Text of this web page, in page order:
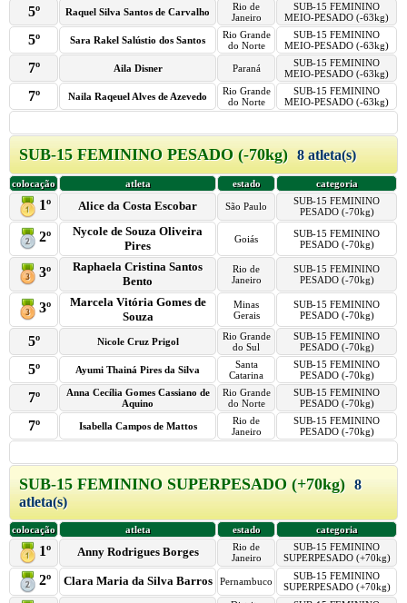
5º Raquel Silva Santos de Carvalho
Rio de
Janeiro
SUB-15 FEMININO
MEIO-PESADO (-63kg)
5º Sara Rakel Salústio dos Santos
Rio Grande
do Norte
SUB-15 FEMININO
MEIO-PESADO (-63kg)
7º Aila Disner Paraná
SUB-15 FEMININO
MEIO-PESADO (-63kg)
7º Naila Raqeuel Alves de Azevedo
Rio Grande
do Norte
SUB-15 FEMININO
MEIO-PESADO (-63kg)
SUB-15 FEMININO PESADO (-70kg)8 atleta(s)
colocação atleta estado categoria
1º Alice da Costa Escobar São Paulo
SUB-15 FEMININO
PESADO (-70kg)
2º
Nycole de Souza Oliveira
Pires
Goiás
SUB-15 FEMININO
PESADO (-70kg)
3º
Raphaela Cristina Santos
Bento
Rio de
Janeiro
SUB-15 FEMININO
PESADO (-70kg)
3º
Marcela Vitória Gomes de
Souza
Minas
Gerais
SUB-15 FEMININO
PESADO (-70kg)
5º Nicole Cruz Prigol
Rio Grande
do Sul
SUB-15 FEMININO
PESADO (-70kg)
5º Ayumi Thainá Pires da Silva
Santa
Catarina
SUB-15 FEMININO
PESADO (-70kg)
7º
Anna Cecília Gomes Cassiano de
Aquino
Rio Grande
do Norte
SUB-15 FEMININO
PESADO (-70kg)
7º Isabella Campos de Mattos
Rio de
Janeiro
SUB-15 FEMININO
PESADO (-70kg)
SUB-15 FEMININO SUPERPESADO (+70kg)8
atleta(s)
colocação atleta estado categoria
1º Anny Rodrigues Borges
Rio de
Janeiro
SUB-15 FEMININO
SUPERPESADO (+70kg)
2º Clara Maria da Silva Barros Pernambuco
SUB-15 FEMININO
SUPERPESADO (+70kg)